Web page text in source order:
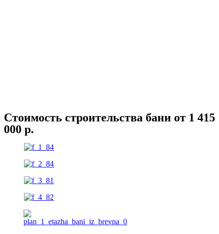
Стоимость строительства бани от 1 415
000 р.